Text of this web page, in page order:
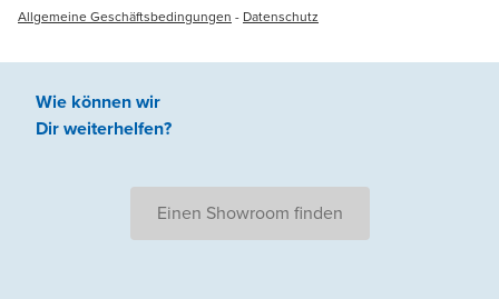
Allgemeine Geschäftsbedingungen - Datenschutz
Wie können wir
Dir weiterhelfen?
Einen Showroom finden